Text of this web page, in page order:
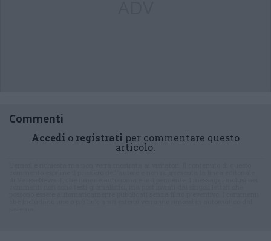
Commenti
Accedi o registrati per commentare questo
articolo.